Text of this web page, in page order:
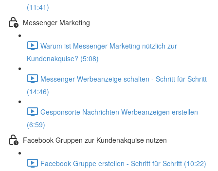
(11:41)
Messenger Marketing
Warum ist Messenger Marketing nützlich zur
Kundenakquise? (5:08)
Messenger Werbeanzeige schalten - Schritt für Schritt
(14:46)
Gesponsorte Nachrichten Werbeanzeigen erstellen
(6:59)
Facebook Gruppen zur Kundenakquise nutzen
Facebook Gruppe erstellen - Schritt für Schritt (10:22)